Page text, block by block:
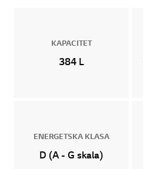
KAPACITET
384 L
ENERGETSKA KLASA
D (A - G skala)